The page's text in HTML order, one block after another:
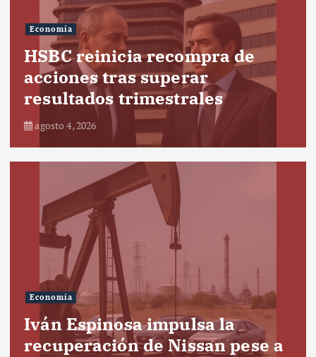
Economía
HSBC reinicia recompra de
acciones tras superar
resultados trimestrales
agosto 4, 2026
Economía
Iván Espinosa impulsa la
recuperación de Nissan pese a